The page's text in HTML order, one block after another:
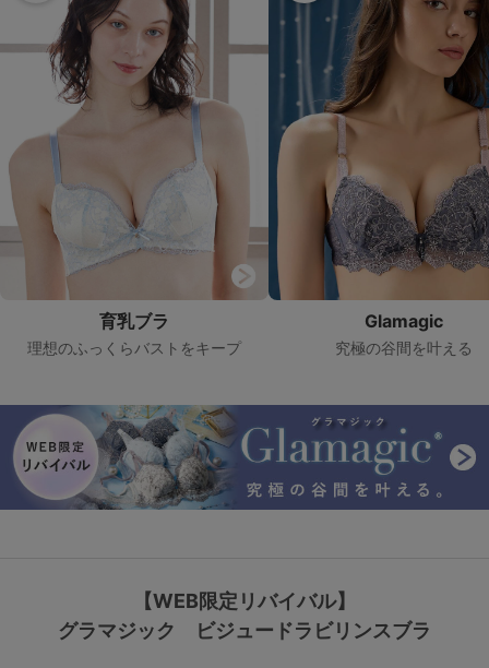
H70 H75
SS M
L
S-AB S-EF
M-AB M-CD
～999円 1,000～1,999円
2,000～2,999円 3,000～3,999円
4,000円～ 3足￥1,188靴下
セールアイテムから探す
セールアイテム
その他から探す
お気に入り
新着アイテム
ランキング
特集ページ
育乳ブラ
理想のふっくらバストをキープ
Glamagic
究極の谷間を叶える
【WEB限定リバイバル】
グラマジック ビジュードラビリンスブラ